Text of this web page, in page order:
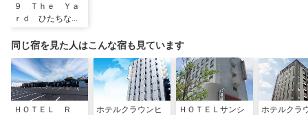
９ Ｔｈｅ Ｙａ
ｒｄ ひたちなか
同じ宿を見た人はこんな宿も見ています
ＨＯＴＥＬ Ｒ
ホテルクラウンヒ
ＨＯＴＥＬサンシ
ホテルクラ